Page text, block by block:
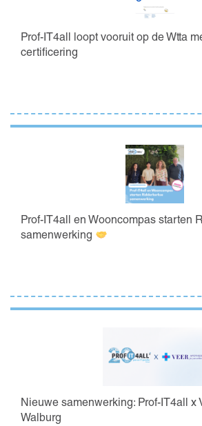
Prof-IT4all loopt vooruit op de Wtta
certificering
Prof-IT4all en Wooncompas starten
samenwerking
Nieuwe samenwerking: Prof-IT4all x
Walburg